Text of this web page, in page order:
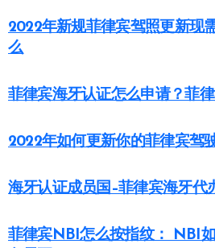
2022年新规菲律宾驾照更新现
么
菲律宾海牙认证怎么申请？菲
2022年如何更新你的菲律宾驾
海牙认证成员国–菲律宾海牙代
菲律宾NBI怎么按指纹： NBI